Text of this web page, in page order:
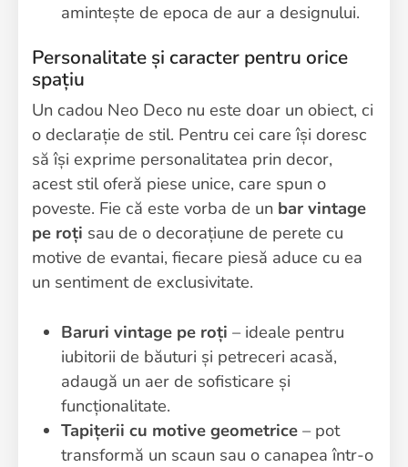
amintește de epoca de aur a designului.
Personalitate și caracter pentru orice
spațiu
Un cadou Neo Deco nu este doar un obiect, ci
o declarație de stil. Pentru cei care își doresc
să își exprime personalitatea prin decor,
acest stil oferă piese unice, care spun o
poveste. Fie că este vorba de un bar vintage
pe roți sau de o decorațiune de perete cu
motive de evantai, fiecare piesă aduce cu ea
un sentiment de exclusivitate.
Baruri vintage pe roți – ideale pentru
iubitorii de băuturi și petreceri acasă,
adaugă un aer de sofisticare și
funcționalitate.
Tapițerii cu motive geometrice – pot
transformă un scaun sau o canapea într-o